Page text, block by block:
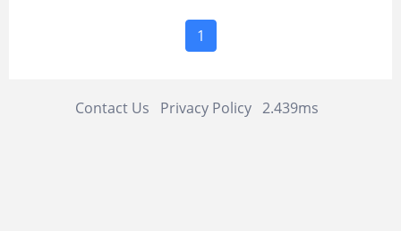
1
Contact Us Privacy Policy 2.439ms